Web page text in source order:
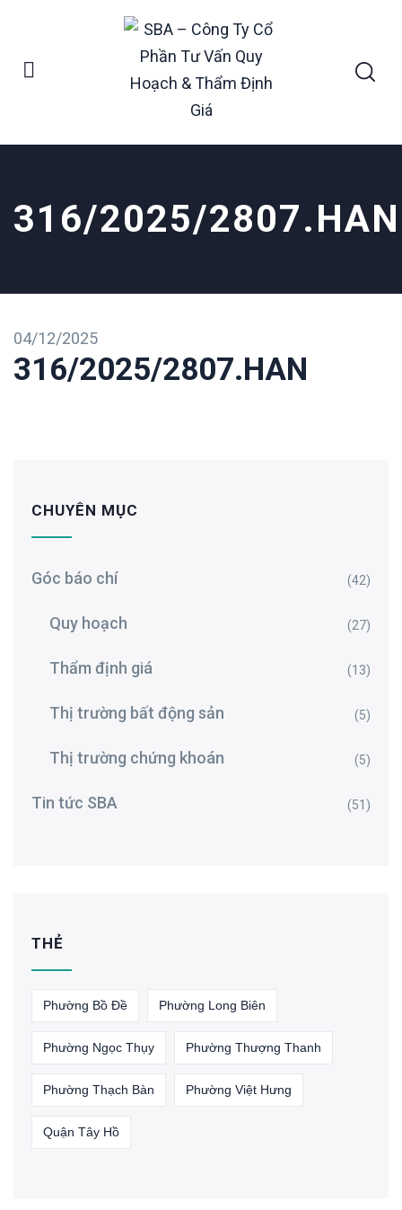
316/2025/2807.HAN
04/12/2025
316/2025/2807.HAN
CHUYÊN MỤC
Góc báo chí (42)
Quy hoạch (27)
Thẩm định giá (13)
Thị trường bất động sản (5)
Thị trường chứng khoán (5)
Tin tức SBA (51)
THẺ
Phường Bồ Đề Phường Long Biên
Phường Ngọc Thụy Phường Thượng Thanh
Phường Thạch Bàn Phường Việt Hưng
Quận Tây Hồ